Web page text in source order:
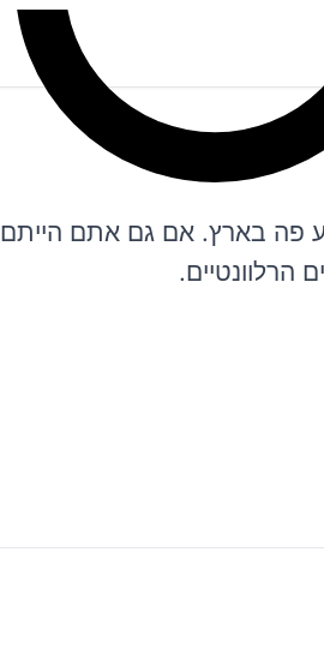
פה בארץ. אם גם אתם הייתם
הרלוונטיים.